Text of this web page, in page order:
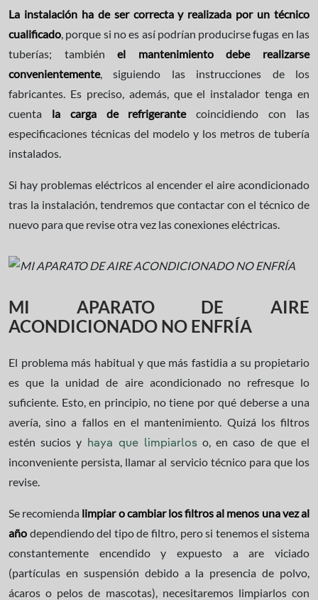
La instalación ha de ser correcta y realizada por un técnico
cualificado, porque si no es así podrían producirse fugas en las
tuberías; tambiénel mantenimiento debe realizarse
convenientemente, siguiendo las instrucciones de los
fabricantes. Es preciso, además, que el instalador tenga en
cuenta la carga de refrigerantecoincidiendo con las
especificaciones técnicas del modelo y los metros de tubería
instalados.
Si hay problemas eléctricos al encender el aire acondicionado
tras la instalación, tendremos que contactar con el técnico de
nuevo para que revise otra vez las conexiones eléctricas.
MI APARATO DE AIRE
ACONDICIONADO NO ENFRÍA
El problema más habitual y que más fastidia a su propietario
es que la unidad de aire acondicionado no refresque lo
suficiente. Esto, en principio, no tiene por qué deberse a una
avería, sino a fallos en el mantenimiento. Quizá los filtros
estén sucios y
haya que limpiarloso, en caso de que el
inconveniente persista, llamar al servicio técnico para que los
revise.
Se recomienda limpiar o cambiar los filtros al menos una vez al
año dependiendo del tipo de filtro, pero si tenemos el sistema
constantemente encendido y expuesto a are viciado
(partículas en suspensión debido a la presencia de polvo,
ácaros o pelos de mascotas), necesitaremos limpiarlos con